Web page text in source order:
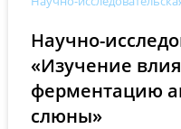
Научно-
«Изучение
ферментацию
слюны»